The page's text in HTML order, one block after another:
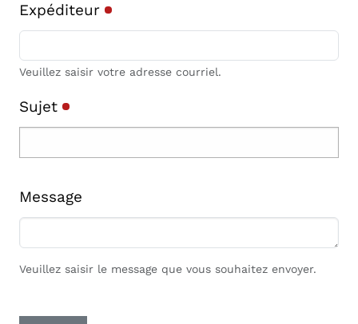
Expéditeur
Veuillez saisir votre adresse courriel.
Sujet
Message
Veuillez saisir le message que vous souhaitez envoyer.